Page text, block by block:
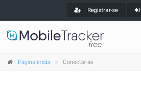
Registrar-se
Página inicial Conectar-se